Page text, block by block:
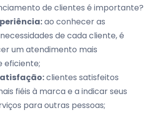
de clientes é importante?
ao conhecer as
de cada cliente, é
um atendimento mais
eficiente;
clientes satisfeitos
fiéis à marca e a indicar seus
para outras pessoas;